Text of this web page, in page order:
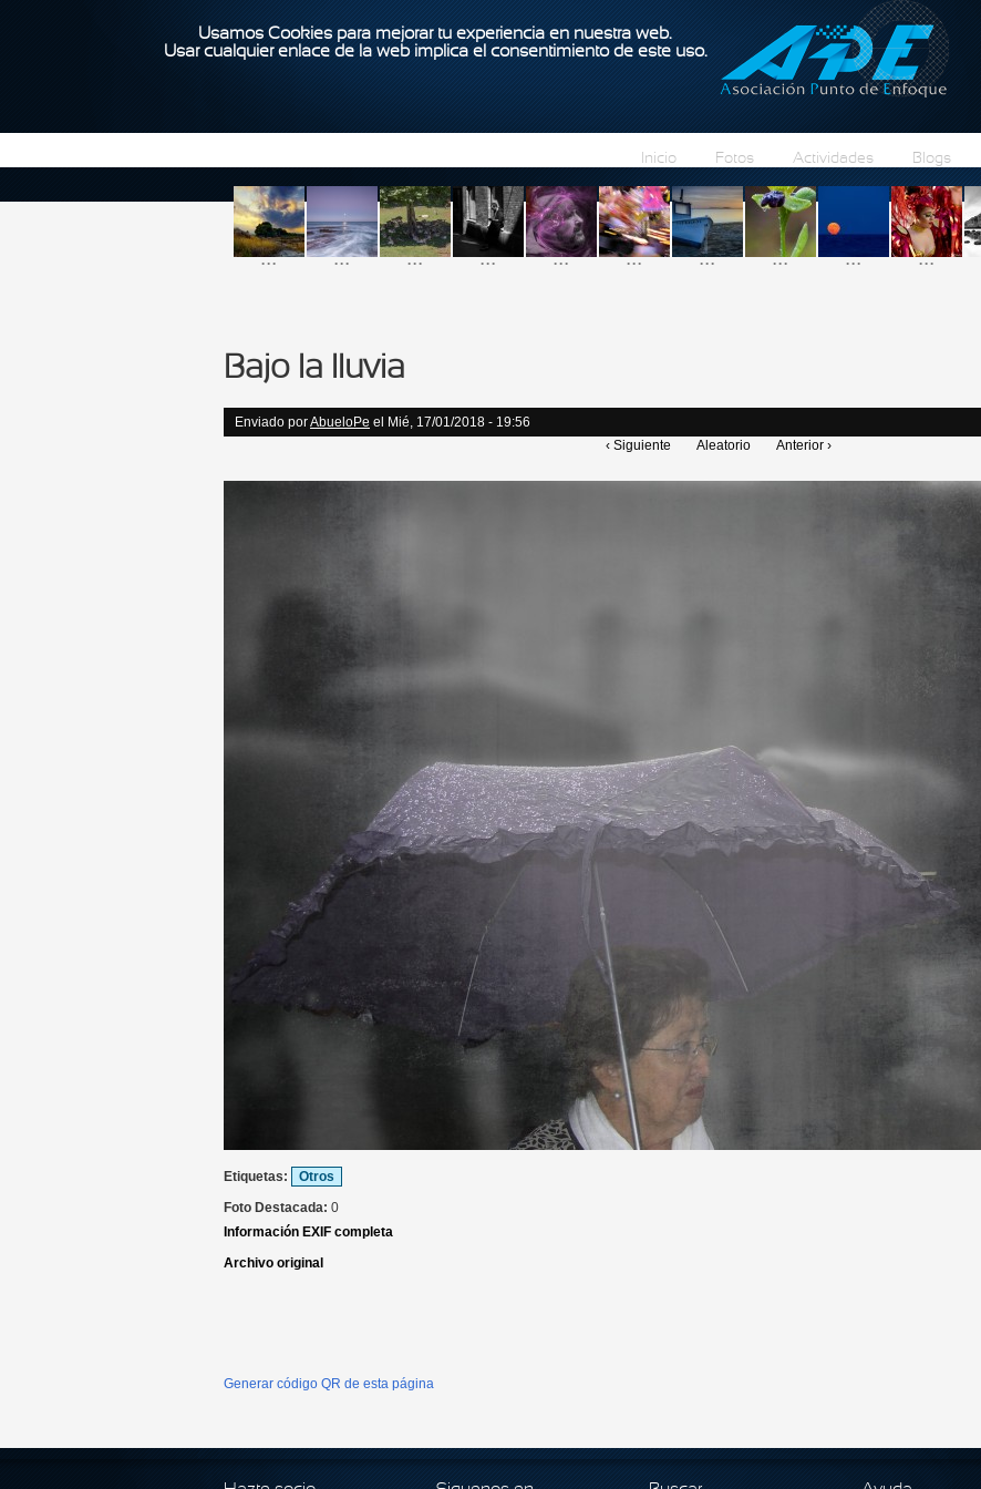
Usamos Cookies para mejorar tu experiencia en nuestra web.
Usar cualquier enlace de la web implica el consentimiento de este uso.
Pasar al contenido principal
Inicio Fotos Actividades Blogs
... ... ... ... ... ... ... ... ... ...
Bajo la lluvia
Enviado porAbueloPe el Mié, 17/01/2018 - 19:56
‹ Siguiente
Aleatorio Anterior ›
Etiquetas:
Otros
Foto Destacada: 0
Información EXIF completa
Archivo original
Generar código QR de esta página